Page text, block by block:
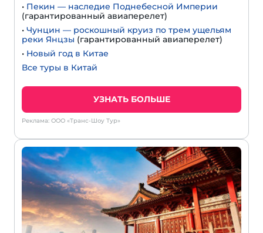
• Пекин — наследие Поднебесной Империи
(гарантированный авиаперелет)
• Чунцин — роскошный круиз по трем ущельям
реки Янцзы (гарантированный авиаперелет)
• Новый год в Китае
Все туры в Китай
УЗНАТЬ БОЛЬШЕ
Реклама: ООО «Транс-Шоу Тур»